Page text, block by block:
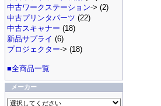
中古ワークステーション-> (2)
中古プリンタパーツ (22)
中古スキャナー (18)
新品サプライ (6)
プロジェクター-> (18)
■全商品一覧
メーカー